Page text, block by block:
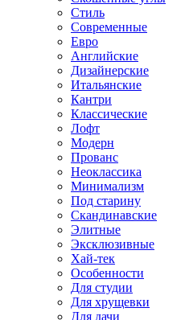
Стиль
Современные
Евро
Английские
Дизайнерские
Итальянские
Кантри
Классические
Лофт
Модерн
Прованс
Неоклассика
Минимализм
Под старину
Скандинавские
Элитные
Эксклюзивные
Хай-тек
Особенности
Для студии
Для хрущевки
Для дачи